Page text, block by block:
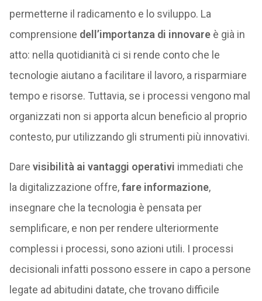
permetterne il radicamento e lo sviluppo. La
comprensione dell’importanza di innovareè già in
atto: nella quotidianità ci si rende conto che le
tecnologie aiutano a facilitare il lavoro, a risparmiare
tempo e risorse. Tuttavia, se i processi vengono mal
organizzati non si apporta alcun beneficio al proprio
contesto, pur utilizzando gli strumenti più innovativi.
Dare visibilità ai vantaggi operativi immediati che
la digitalizzazione offre,fare informazione,
insegnare che la tecnologia è pensata per
semplificare, e non per rendere ulteriormente
complessi i processi, sono azioni utili. I processi
decisionali infatti possono essere in capo a persone
legate ad abitudini datate, che trovano difficile